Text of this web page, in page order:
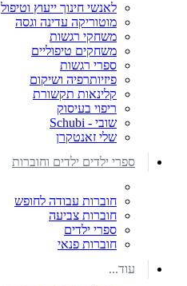
לאנשי חינוך ייעוץ וטיפול
מוטוריקה עדינה וגסה
משחקי רגשות
משחקים טיפוליים
ספרי רגשות
פיזיותרפיה ושיקום
קלינאות תקשורת
ריפוי בעיסוק
שובי - Schubi
שלי זאנטקרן
ספרי ילדים ילדים וחוברות
חוברות עבודה לחופש
חוברות צביעה
ספרי ילדים
חוברות פנאי
עוד...